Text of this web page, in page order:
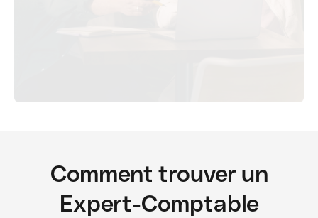
Comment trouver un
Expert-Comptable